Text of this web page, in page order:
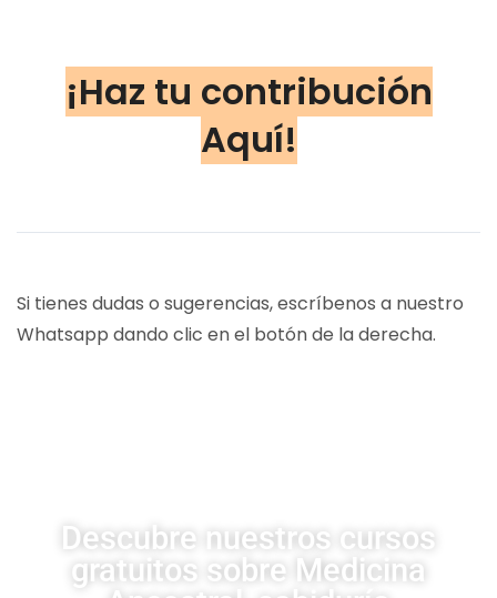
¡Haz tu contribución
Aquí!
Si tienes dudas o sugerencias, escríbenos a nuestro
Whatsapp dando clic en el botón de la derecha.
Descubre nuestros cursos
gratuitos sobre Medicina